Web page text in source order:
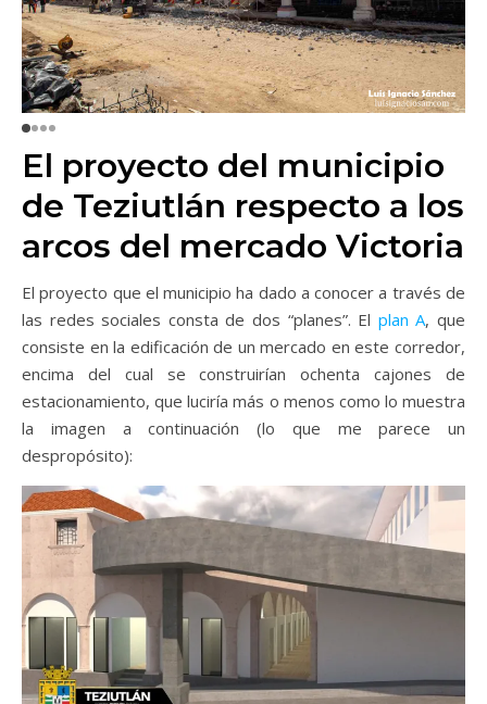
El proyecto del municipio
de Teziutlán respecto a los
arcos del mercado Victoria
El proyecto que el municipio ha dado a conocer a través de
las redes sociales consta de dos “planes”. El plan A, que
consiste en la edificación de un mercado en este corredor,
encima del cual se construirían ochenta cajones de
estacionamiento, que luciría más o menos como lo muestra
la imagen a continuación (lo que me parece un
despropósito):